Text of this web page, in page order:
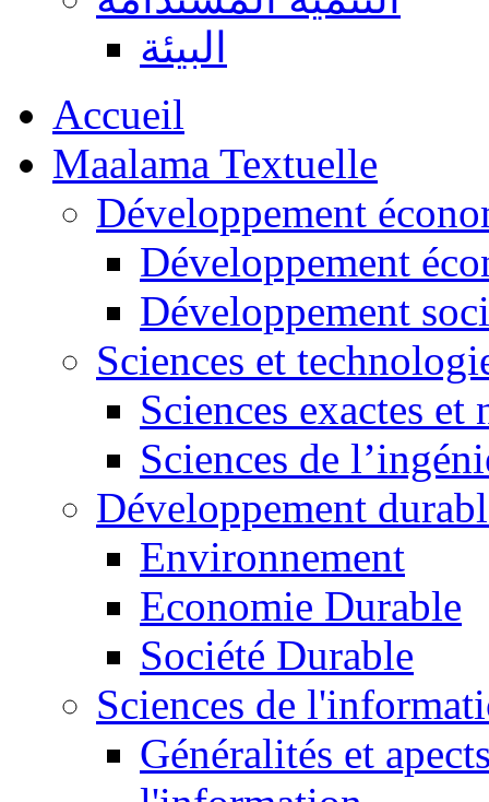
البيئة
Accueil
Maalama Textuelle
Développement
Développement
Développement
Sciences et
Sciences exactes et
Sciences de
Développement
Environnement
Economie Durable
Société Durable
Sciences de
Généralités et